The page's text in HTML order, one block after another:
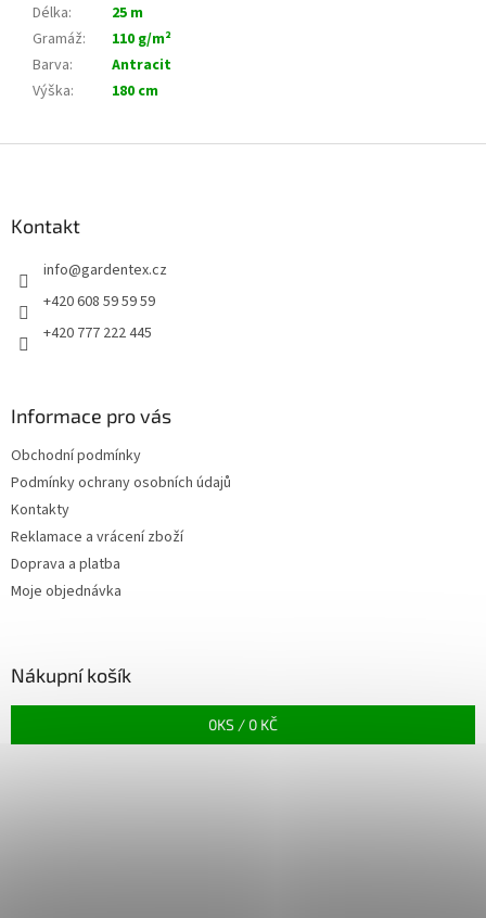
Délka:
25 m
Gramáž:
110 g/m²
Barva:
Antracit
Výška: 180 cm
Kontakt
info@gardentex.cz
+420 608 59 59 59
+420 777 222 445
Informace pro vás
Obchodní podmínky
Podmínky ochrany osobních údajů
Kontakty
Reklamace a vrácení zboží
Doprava a platba
Moje objednávka
Nákupní košík
0KS / 0 KČ